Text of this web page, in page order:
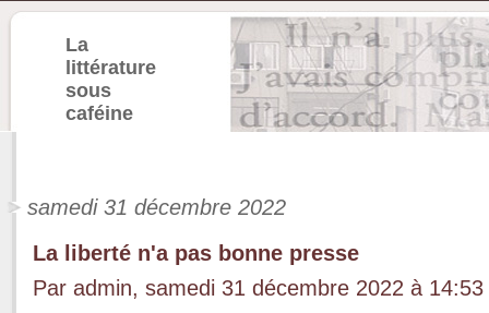
La
littérature
sous
caféine
samedi 31 décembre 2022
La liberté n'a pas bonne presse
Par admin, samedi 31 décembre 2022 à 14:53